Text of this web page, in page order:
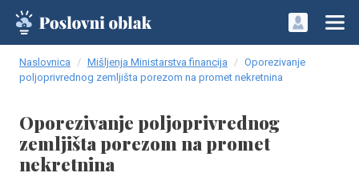
Naslovnica Mišljenja Ministarstva financija
Oporezivanje
poljoprivrednog zemljišta porezom na promet nekretnina
Oporezivanje poljoprivrednog
zemljišta porezom na promet
nekretnina